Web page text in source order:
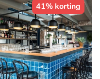
41% korting